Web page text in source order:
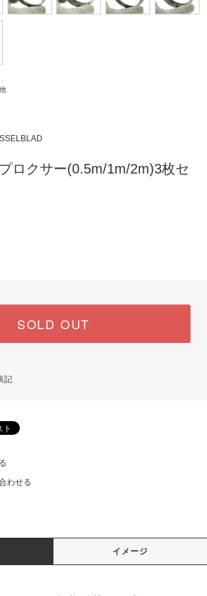
ロクサー(0.5m/1m/2m)3枚セ
SOLD OUT
記
わせる
イメージ